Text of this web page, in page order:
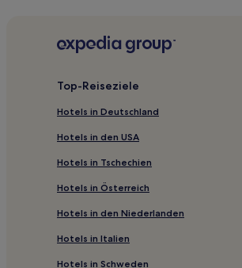
Hotels nahe Kiftsgate Court
Hotels nahe Bahnhof
Romsley Hotels
Hotels nahe
Wythall: Hotels
Top-Reiseziele
Hotels in Deutschland
Hotels in den USA
Hotels in Tschechien
Hotels in Österreich
Hotels in den Niederlanden
Hotels in Italien
Hotels in Schweden